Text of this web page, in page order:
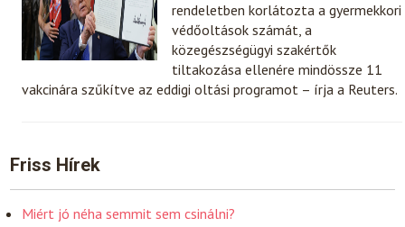
rendeletben korlátozta a gyermekkori
védőoltások számát, a
közegészségügyi szakértők
tiltakozása ellenére mindössze 11
vakcinára szűkítve az eddigi oltási programot – írja a Reuters.
Friss Hírek
Miért jó néha semmit sem csinálni?